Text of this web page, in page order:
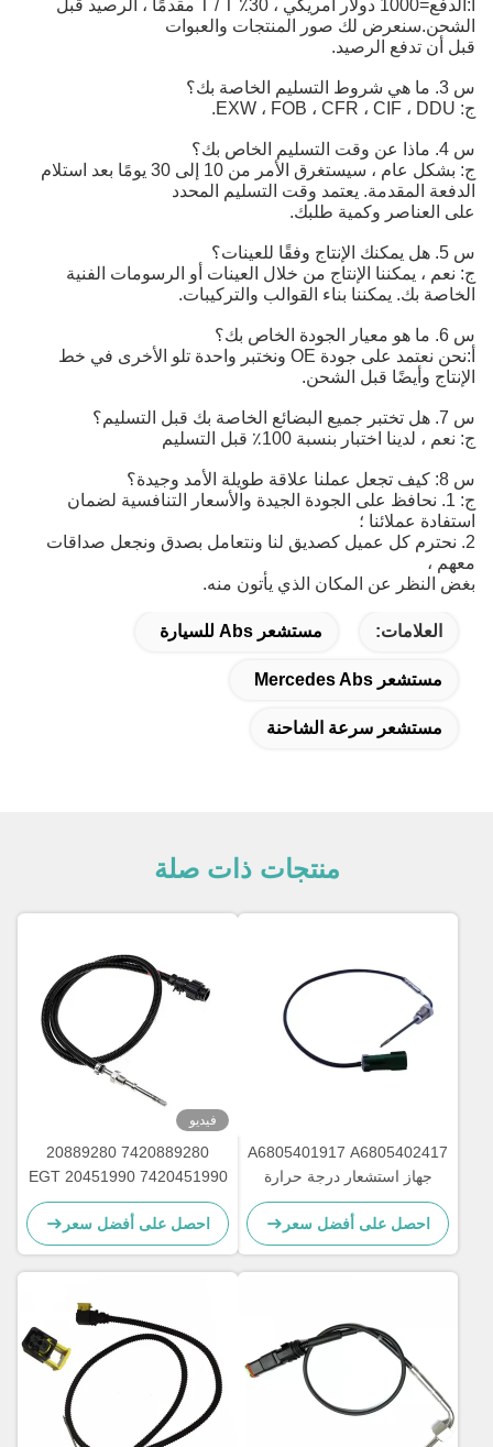
أ:
الشحن.سنعرض لك صور المنتجات والعبوات
قبل أن تدفع الرصيد.
س 3. ما هي شروط التسليم الخاصة بك؟
ج: EXW ، FOB ، CFR ، CIF ، DDU.
س 4. ماذا عن وقت التسليم الخاص بك؟
ج: بشكل عام ، سيستغرق الأمر من 10 إلى 30 يومًا بعد استلام
الدفعة المقدمة. يعتمد وقت التسليم المحدد
على العناصر وكمية طلبك.
س 5. هل يمكنك الإنتاج وفقًا للعينات؟
ج: نعم ، يمكننا الإنتاج من خلال العينات أو الرسومات الفنية
الخاصة بك. يمكننا بناء القوالب والتركيبات.
س 6. ما هو معيار الجودة الخاص بك؟
أ:
الإنتاج وأيضًا قبل الشحن.
س 7. هل تختبر جميع البضائع الخاصة بك قبل التسليم؟
ج: نعم ، لدينا اختبار بنسبة 100٪ قبل التسليم
س 8: كيف تجعل عملنا علاقة طويلة الأمد وجيدة؟
ج: 1. نحافظ على الجودة الجيدة والأسعار التنافسية لضمان
استفادة عملائنا ؛
2. نحترم كل عميل كصديق لنا ونتعامل بصدق ونجعل صداقات
معهم ،
بغض النظر عن المكان الذي يأتون منه.
العلامات: مستشعر Abs للسيارة
مستشعر Mercedes Abs
مستشعر سرعة الشاحنة
منتجات ذات صلة
A6805401917 A6805402417
جهاز استشعار درجة حرارة
العادم لسفينة الشحن ديترويت
احصل على أفضل سعر
فيديو
7420889280 20889280
7420451990 20451990 EGT
جهاز استشعار لدرجة حرارة
غازات العادم للشاحنة DEUTZ
احصل على أفضل سعر